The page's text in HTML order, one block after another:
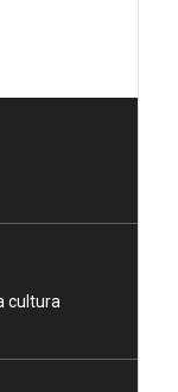
cultura